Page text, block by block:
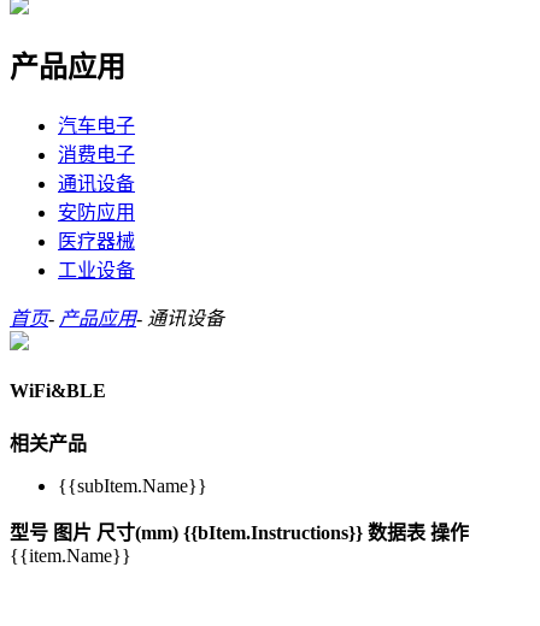
产品应用
汽车电子
消费电子
通讯设备
安防应用
医疗器械
工业设备
首页- 产品应用- 通讯设备
WiFi&BLE
相关产品
{{subItem.Name}}
型号 图片 尺寸(mm) {{bItem.Instructions}} 数据表 操作
{{item.Name}}